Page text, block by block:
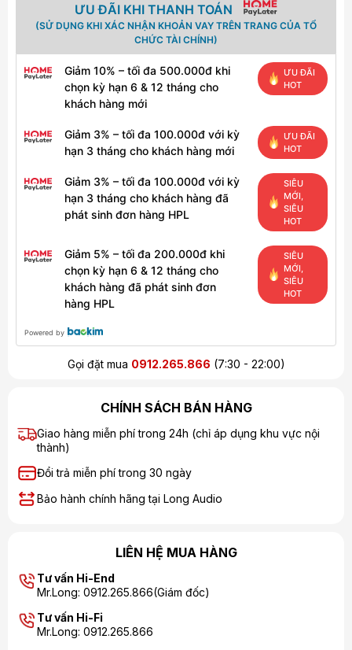
ƯU ĐÃI KHI THANH TOÁN
(SỬ DỤNG KHI XÁC NHẬN KHOẢN VAY TRÊN TRANG CỦA TỔ
CHỨC TÀI CHÍNH)
Giảm 10% – tối đa 500.000đ khi
chọn kỳ hạn 6 & 12 tháng cho
khách hàng mới
ƯU ĐÃI
HOT
Giảm 3% – tối đa 100.000đ với kỳ
hạn 3 tháng cho khách hàng mới
ƯU ĐÃI
HOT
Giảm 3% – tối đa 100.000đ với kỳ
hạn 3 tháng cho khách hàng đã
phát sinh đơn hàng HPL
SIÊU
MỚI,
SIÊU
HOT
Giảm 5% – tối đa 200.000đ khi
chọn kỳ hạn 6 & 12 tháng cho
khách hàng đã phát sinh đơn
hàng HPL
SIÊU
MỚI,
SIÊU
HOT
Powered by
Gọi đặt mua 0912.265.866 (7:30 - 22:00)
CHÍNH SÁCH BÁN HÀNG
Giao hàng miễn phí trong 24h (chỉ áp dụng khu vực nội
thành)
Đổi trả miễn phí trong 30 ngày
Bảo hành chính hãng tại Long Audio
LIÊN HỆ MUA HÀNG
Tư vấn Hi-End
Mr.Long: 0912.265.866(Giám đốc)
Tư vấn Hi-Fi
Mr.Long: 0912.265.866